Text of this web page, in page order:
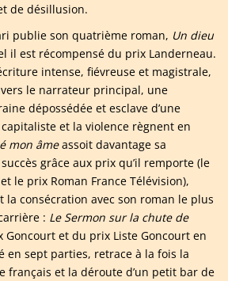
de désillusion.
publie son quatrième roman, Un dieu
il est récompensé du prix Landerneau.
intense, fiévreuse et magistrale,
le narrateur principal, une
dépossédée et esclave d’une
capitaliste et la violence règnent en
mon âmeassoit davantage sa
grâce aux prix qu’il remporte (le
le prix Roman France Télévision),
la consécration avec son roman le plus
: Le Sermon sur la chute de
Goncourt et du prix Liste Goncourt en
en sept parties, retrace à la fois la
français et la déroute d’un petit bar de